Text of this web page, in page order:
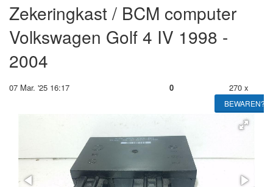
Zekeringkast / BCM computer
Volkswagen Golf 4 IV 1998 -
2004
07 Mar. '25 16:17 0 270 x
BEWAREN?